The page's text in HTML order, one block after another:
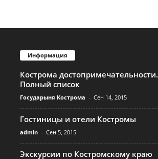
Информация
Кострома достопримечательности.
Полный список
Государыня Кострома - Сен 14, 2015
Гостиницы и отели Костромы
admin - Сен 5, 2015
Экскурсии по Костромскому краю